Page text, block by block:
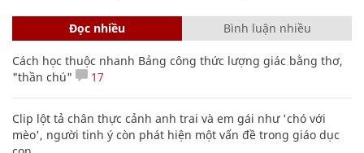
Đọc nhiều Bình luận nhiều
Cách học thuộc nhanh Bảng công thức lượng giác bằng thơ,
"thần chú"
17
Clip lột tả chân thực cảnh anh trai và em gái như 'chó với
mèo', người tinh ý còn phát hiện một vấn đề trong giáo dục